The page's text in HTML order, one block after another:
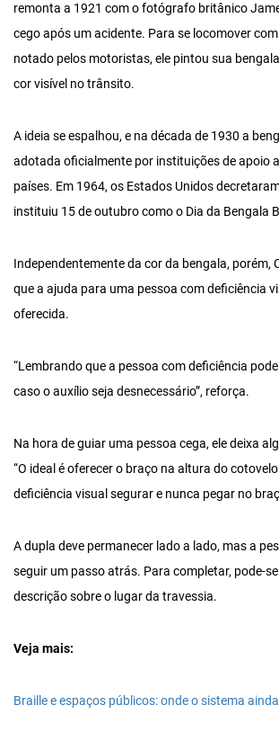
remonta a 1921 com o fotógrafo britânico
cego após um acidente. Para se locomover
notado pelos motoristas, ele pintou sua
cor visível no trânsito.
A ideia se espalhou, e na década de 1930 a
adotada oficialmente por instituições de apoio
países. Em 1964, os Estados Unidos
instituiu 15 de outubro como o Dia da Bengala
Independentemente da cor da bengala, porém,
que a ajuda para uma pessoa com deficiência
oferecida.
“Lembrando que a pessoa com deficiência
caso o auxílio seja desnecessário”, reforça.
Na hora de guiar uma pessoa cega, ele deixa
“O ideal é oferecer o braço na altura do
deficiência visual segurar e nunca pegar no
A dupla deve permanecer lado a lado, mas a
seguir um passo atrás. Para completar, pode-
descrição sobre o lugar da travessia.
Veja mais:
Braille e espaços públicos: onde o sistema